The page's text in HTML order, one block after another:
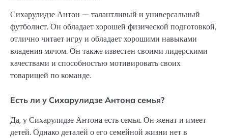
Сихарулидзе Антон — талантливый и универсальный
футболист. Он обладает хорошей физической подготовкой,
отлично читает игру и обладает хорошими навыками
владения мячом. Он также известен своими лидерскими
качествами и способностью мотивировать своих
товарищей по команде.
Есть ли у Сихарулидзе Антона семья?
Да, у Сихарулидзе Антона есть семья. Он женат и имеет
детей. Однако деталей о его семейной жизни нет в